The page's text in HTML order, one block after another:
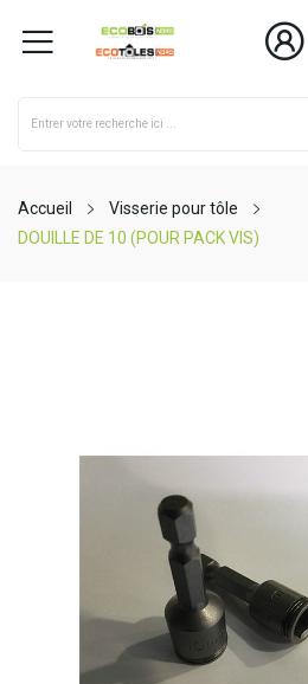
Accueil
Visserie pour tôle
DOUILLE DE 10 (POUR PACK VIS)